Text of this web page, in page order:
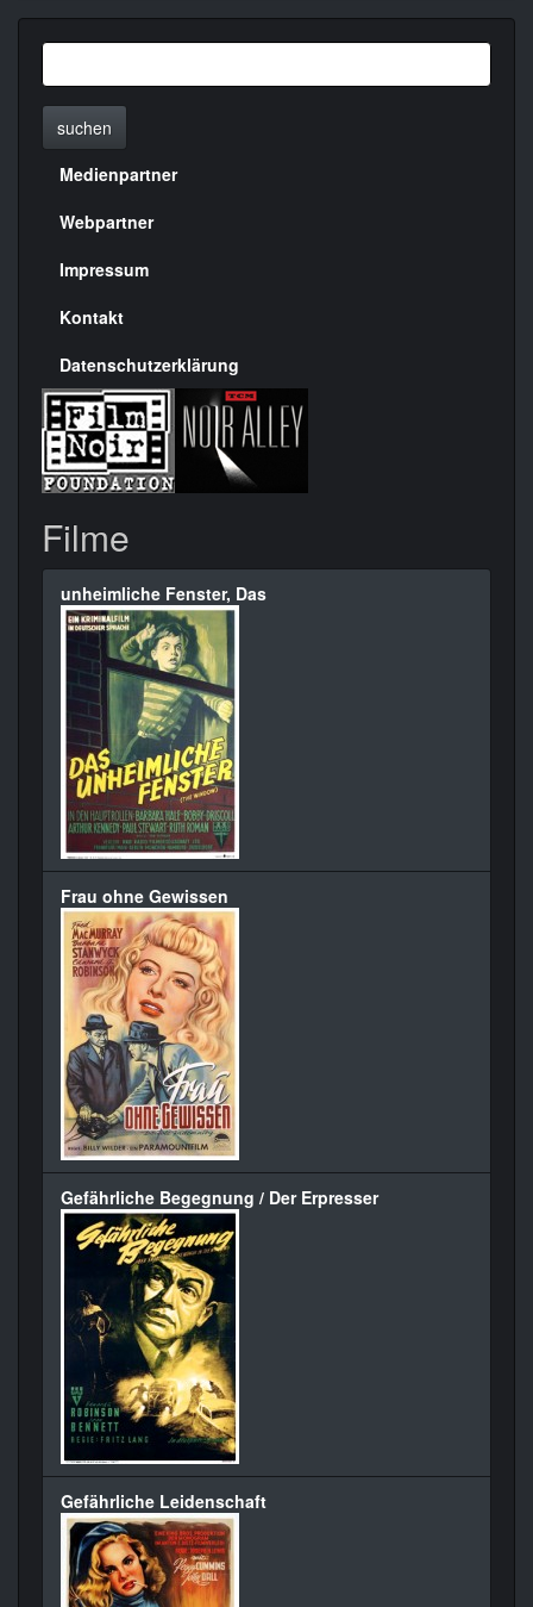
suchen
Menülinks
rechte
Seite
Medienpartner
Webpartner
Impressum
Kontakt
Datenschutzerklärung
Filme
unheimliche Fenster, Das
Frau ohne Gewissen
Gefährliche Begegnung / Der Erpresser
Gefährliche Leidenschaft